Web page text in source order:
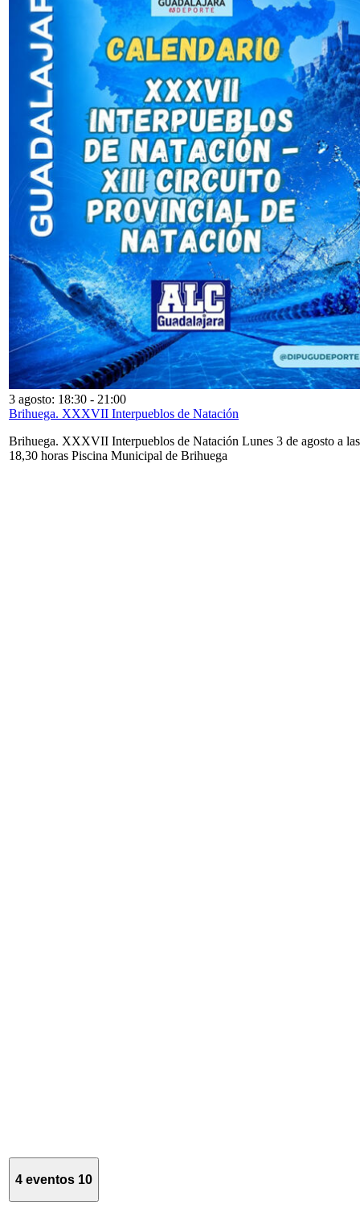
3 agosto: 18:30 - 21:00
Brihuega. XXXVII Interpueblos de Natación
Brihuega. XXXVII Interpueblos de Natación Lunes 3 de agosto a las
18,30 horas Piscina Municipal de Brihuega
4 eventos 10